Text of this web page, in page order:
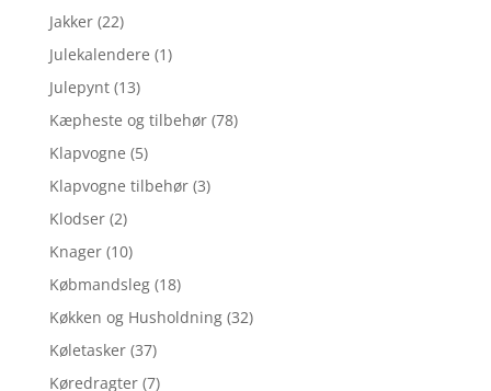
Jakker (22)
Julekalendere (1)
Julepynt (13)
Kæpheste og tilbehør (78)
Klapvogne (5)
Klapvogne tilbehør (3)
Klodser (2)
Knager (10)
Købmandsleg (18)
Køkken og Husholdning (32)
Køletasker (37)
Køredragter (7)